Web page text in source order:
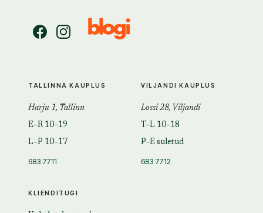
KLIENDITUGI
TALLINNA KAUPLUS
Harju 1, Tallinn
E–R 10–19
L–P 10–17
683 7711
VILJANDI KAUPLUS
Lossi 28, Viljandi
T–L 10–18
P–E suletud
683 7712